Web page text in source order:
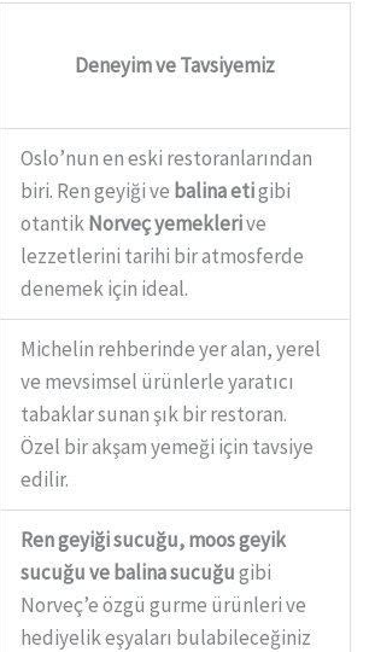
Deneyim ve Tavsiyemiz
Oslo’nun en eski restoranlarından
biri. Ren geyiği ve balina etigibi
otantikNorveç yemeklerive
lezzetlerini tarihi bir atmosferde
denemek için ideal.
Michelin rehberinde yer alan, yerel
ve mevsimsel ürünlerle yaratıcı
tabaklar sunan şık bir restoran.
Özel bir akşam yemeği için tavsiye
edilir.
Ren geyiği sucuğu, moos geyik
sucuğu ve balina sucuğugibi
Norveç’e özgü gurme ürünleri ve
hediyelik eşyaları bulabileceğiniz